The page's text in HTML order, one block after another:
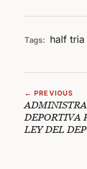
Tags: half tria
← PREVIOUS
DEPORTIVA
LEY DEL